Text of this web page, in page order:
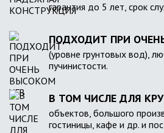
гарантия до 5 лет, срок
ПОДХОДИТ ПРИ
(уровне грунтовых вод),
пучинистости.
В ТОМ ЧИСЛЕ ДЛЯ
объектов, большого
гостиницы, кафе и др. и